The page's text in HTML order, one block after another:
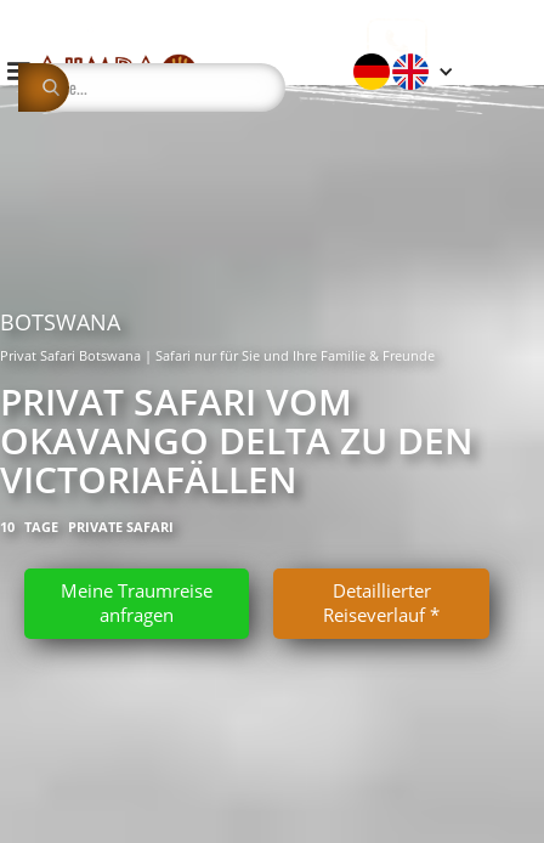
BOTSWANA
Privat Safari Botswana | Safari nur für Sie und Ihre Familie & Freunde
PRIVAT SAFARI VOM
OKAVANGO DELTA ZU DEN
VICTORIAFÄLLEN
10 TAGE PRIVATE SAFARI
Meine Traumreise
anfragen
Detaillierter
Reiseverlauf *